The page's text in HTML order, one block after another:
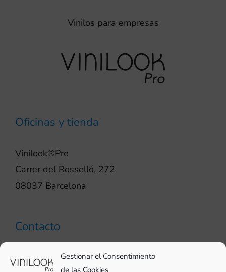
Gestionar el Consentimiento
de las Cookies
Vinilos para empresas
Oficinas y tienda
Vinilook®Pro
Carrer del Rosselló, 272
08037 Barcelona
Contacto
pro@vinilook.es